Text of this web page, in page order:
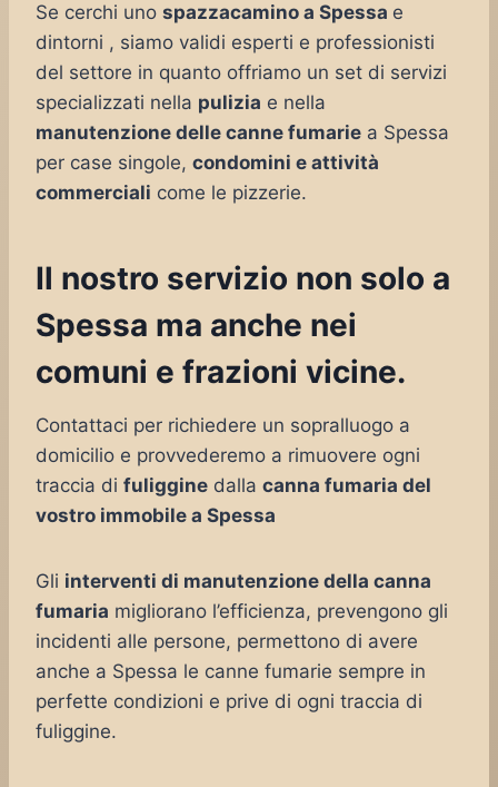
Se cerchi uno spazzacamino a Spessa e
dintorni , siamo validi esperti e professionisti
del settore in quanto offriamo un set di servizi
specializzati nella pulizia e nella
manutenzione delle canne fumarie a Spessa
per case singole, condomini e attività
commerciali come le pizzerie.
Il nostro servizio non solo a
Spessa ma anche nei
comuni e frazioni vicine.
Contattaci per richiedere un sopralluogo a
domicilio e provvederemo a rimuovere ogni
traccia di fuliggine dalla canna fumaria del
vostro immobile a Spessa
Gli interventi di manutenzione della canna
fumaria migliorano l’efficienza, prevengono gli
incidenti alle persone, permettono di avere
anche a Spessa le canne fumarie sempre in
perfette condizioni e prive di ogni traccia di
fuliggine.